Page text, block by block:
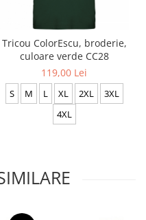
Tricou ColorEscu, broderie,
culoare verde CC28
119,00 Lei
S M L XL 2XL
3XL
4XL